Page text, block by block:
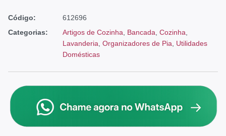
Código:
612696
Categorias:
Artigos de Cozinha Bancada Cozinha
Lavanderia Organizadores de Pia
Utilidades
Domésticas